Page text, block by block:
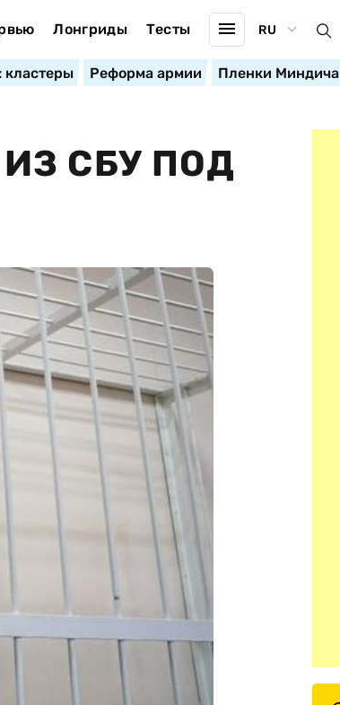
Лонгриды Тесты RU
кластеры Реформа армии Пленки Миндича
СБУ ПОД